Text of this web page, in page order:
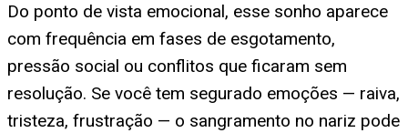
Do ponto de vista emocional, esse sonho aparece
com frequência em fases de esgotamento,
pressão social ou conflitos que ficaram sem
resolução. Se você tem segurado emoções — raiva,
tristeza, frustração — o sangramento no nariz pode